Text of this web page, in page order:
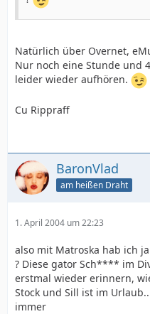
Natürlich über Overnet,
Nur noch eine Stunde und
leider wieder aufhören.
Cu Rippraff
BaronVlad
am heißen Draht
1. April 2004 um 22:23
also mit Matroska hab ich
? Diese gator Sch**** im
erstmal wieder erinnern,
Stock und Sill ist im
immer